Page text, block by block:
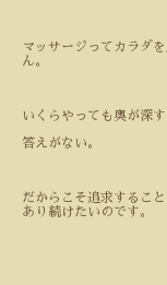
マッサージってカラダ
ん。
いくらやっても奥が深す
答えがない。
だからこそ追求するこ
あり続けたいのです。